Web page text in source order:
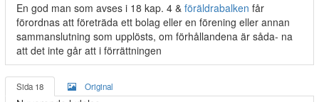
En god man som avses i 18 kap. 4 & föräldrabalken får
förordnas att företräda ett bolag eller en förening eller annan
sammanslutning som upplösts, om förhållandena är såda- na
att det inte går att i förrättningen
Sida 18 Original